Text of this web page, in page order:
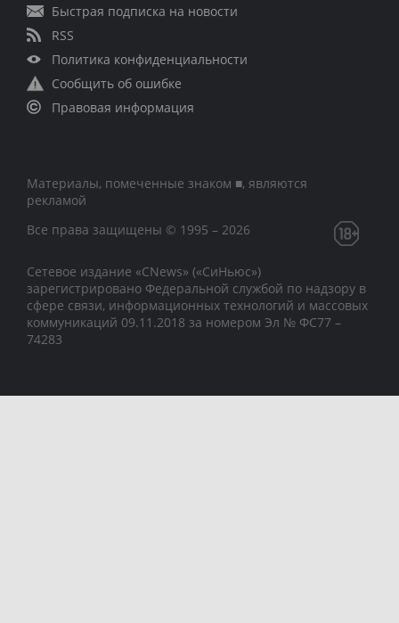
Быстрая подписка на новости
RSS
Политика конфиденциальности
Сообщить об ошибке
Правовая информация
Материалы, помеченные знаком ■, являются
рекламой
Все права защищены © 1995 – 2026
Сетевое издание «CNews» («СиНьюс»)
зарегистрировано Федеральной службой по надзору в
сфере связи, информационных технологий и массовых
коммуникаций 09.11.2018 за номером Эл № ФС77 –
74283